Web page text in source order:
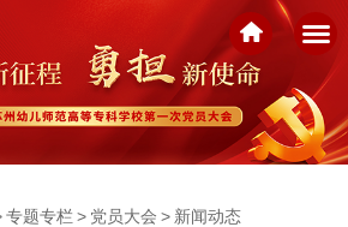
专题专栏> 党员大会 > 新闻动态